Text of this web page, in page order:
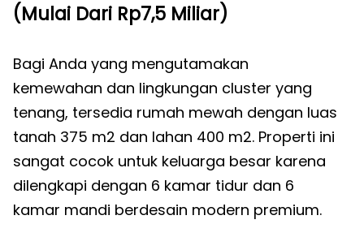
(Mulai Dari Rp7,5 Miliar)
Bagi Anda yang mengutamakan
kemewahan dan lingkungan cluster yang
tenang, tersedia rumah mewah dengan luas
tanah 375 m2 dan lahan 400 m2. Properti ini
sangat cocok untuk keluarga besar karena
dilengkapi dengan 6 kamar tidur dan 6
kamar mandi berdesain modern premium.